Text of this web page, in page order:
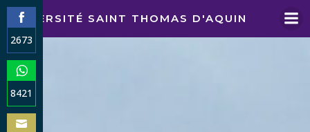
au
contenu
UNIVERSITÉ SAINT THOMAS D'AQUIN
2673
Share
on
Facebook
8421
Share